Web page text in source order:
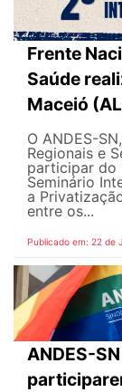
Frente
Saúde
Maceió
O ANDES-
Regionais e
participar do
Seminário
a
entre os...
Publicado em: 22 de
ANDES-